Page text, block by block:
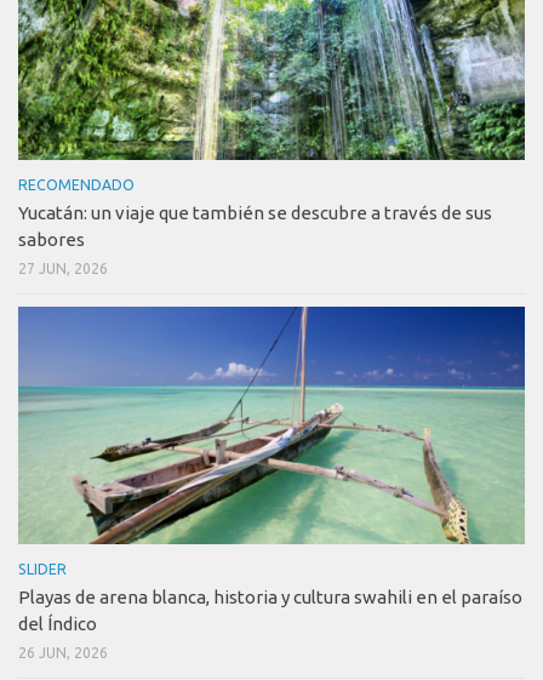
RECOMENDADO
Yucatán: un viaje que también se descubre a través de sus
sabores
27 JUN, 2026
SLIDER
Playas de arena blanca, historia y cultura swahili en el paraíso
del Índico
26 JUN, 2026